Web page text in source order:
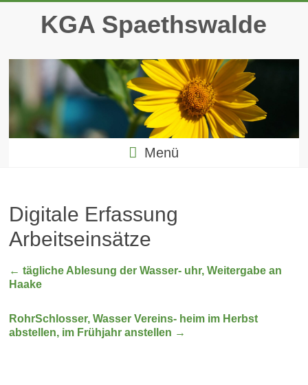
springenKGA Spaethswalde
Menü
Digitale Erfassung
Arbeitseinsätze
← tägliche Ablesung der Wasser- uhr, Weitergabe an
Haake
RohrSchlosser, Wasser Vereins- heim im Herbst
abstellen, im Frühjahr anstellen →